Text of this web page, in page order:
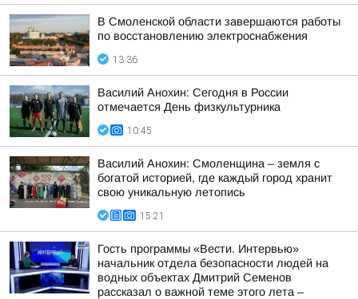
В Смоленской области завершаются работы
по восстановлению электроснабжения
13:36
Василий Анохин: Сегодня в России
отмечается День физкультурника
10:45
Василий Анохин: Смоленщина – земля с
богатой историей, где каждый город хранит
свою уникальную летопись
15:21
Гость программы «Вести. Интервью»
начальник отдела безопасности людей на
водных объектах Дмитрий Семенов
рассказал о важной теме этого лета –